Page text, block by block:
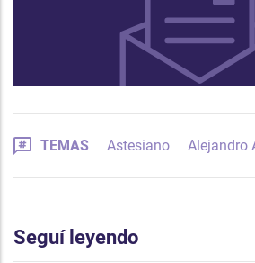
TEMAS Astesiano Alejandro
Seguí leyendo